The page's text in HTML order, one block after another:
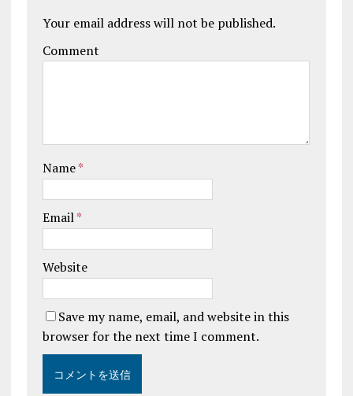
Your email address will not be published.
Comment
Name*
Email*
Website
Save my name, email, and website in this
browser for the next time I comment.